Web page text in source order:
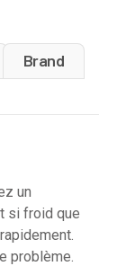
Brand
un
si froid que
problème.